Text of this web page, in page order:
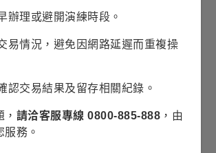
計，依退休日期簡單投資
2026/08/04
0.20 / 1.32%
辦理或避開演練時段。
易情況，避免因網路延遲而重複操
認交易結果及留存相關紀錄。
請洽客服專線 0800-885-888 ，由
務。